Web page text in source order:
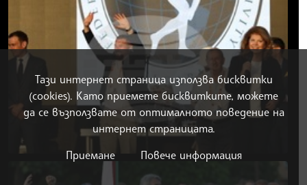
Тази интернет страница използва бисквитки
(cookies). Като приемете бисквитките, можете
да се възползвате от оптималното поведение на
интернет страницата.
Приемане
Повече информация